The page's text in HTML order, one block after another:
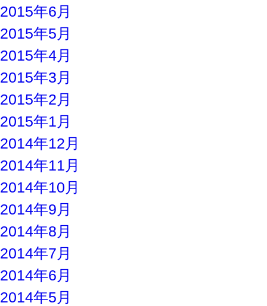
2015年6月
2015年5月
2015年4月
2015年3月
2015年2月
2015年1月
2014年12月
2014年11月
2014年10月
2014年9月
2014年8月
2014年7月
2014年6月
2014年5月